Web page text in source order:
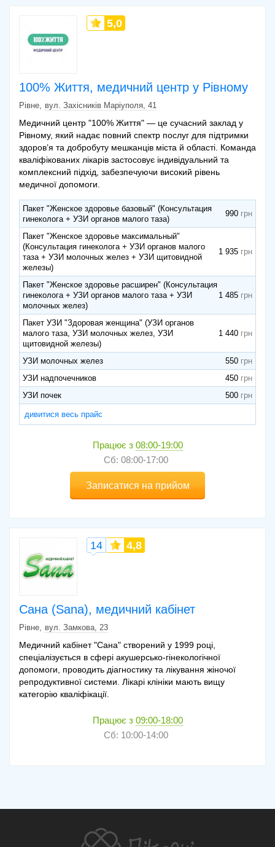
100% Життя, медичний центр у Рівному
5,0
Рівне вул. Захісників Маріуполя, 41
Медичний центр "100% Життя" — це сучасний заклад у
Рівному, який надає повний спектр послуг для підтримки
здоров’я та добробуту мешканців міста й області. Команда
кваліфікованих лікарів застосовує індивідуальний та
комплексний підхід, забезпечуючи високий рівень
медичної допомоги.
Пакет "Женское здоровье базовый" (Консультация
гинеколога + УЗИ органов малого таза)
990
Пакет "Женское здоровье максимальный"
(Консультация гинеколога + УЗИ органов малого
таза + УЗИ молочных желез + УЗИ щитовидной
железы)
1 935
Пакет "Женское здоровье расширен" (Консультация
гинеколога + УЗИ органов малого таза + УЗИ
молочных желез)
1 485
Пакет УЗИ "Здоровая женщина" (УЗИ органов
малого таза, УЗИ молочных желез, УЗИ
щитовидной железы)
1 440
УЗИ молочных желез
550
УЗИ надпочечников
450
УЗИ почек
500
дивитися весь прайс
Працює з 08:00-19:00
Сб: 08:00-17:00
Записатися на прийом
Сана (Sana), медичний кабінет
14 4,8
Рівне вул. Замкова, 23
Медичний кабінет "Сана" створений у 1999 році,
спеціалізується в сфері акушерсько-гінекологічної
допомоги, проводить діагностику та лікування жіночої
репродуктивної системи. Лікарі клініки мають вищу
категорію кваліфікації.
Працює з 09:00-18:00
Сб: 10:00-14:00